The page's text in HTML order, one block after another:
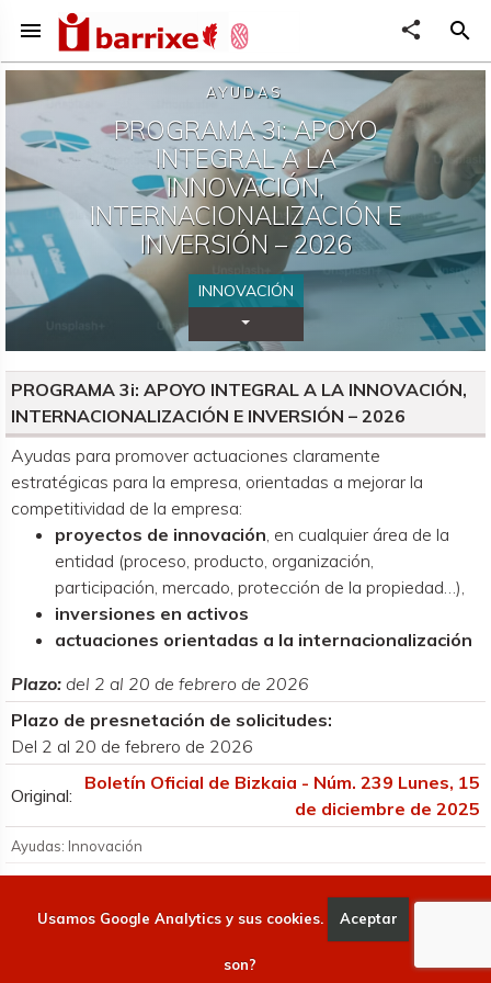
menu share search
AYUDAS
PROGRAMA 3i: APOYO
INTEGRAL A LA
INNOVACIÓN,
INTERNACIONALIZACIÓN E
INVERSIÓN – 2026
INNOVACIÓN
Desplegar Categorías
Organismo convocante
PROGRAMA 3i: APOYO INTEGRAL A LA INNOVACIÓN,
INTERNACIONALIZACIÓN E INVERSIÓN – 2026
Ayudas: Innovación
Ayudas para promover actuaciones claramente
estratégicas para la empresa, orientadas a mejorar la
competitividad de la empresa:
proyectos de innovación , en cualquier área de la
entidad (proceso, producto, organización,
participación, mercado, protección de la propiedad…),
inversiones en activos
actuaciones orientadas a la internacionalización
Plazo:del 2 al 20 de febrero de 2026
Plazo de presnetación de solicitudes:
Del 2 al 20 de febrero de 2026
Original:
Boletín Oficial de Bizkaia - Núm. 239 Lunes, 15
de diciembre de 2025
Convoca
Usamos Google Analytics y sus cookies. Aceptar
son?